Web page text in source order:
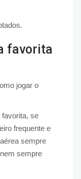
favorita
jogar o
se
frequente e
sempre
sempre